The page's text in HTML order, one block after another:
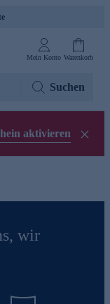
Mein Konto Warenkorb
Suchen
aktivieren
wir